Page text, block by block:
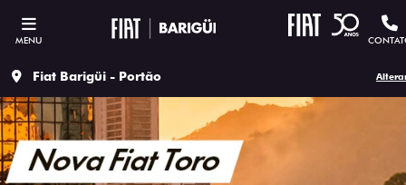
MENU
Fiat Barigüi - Portão